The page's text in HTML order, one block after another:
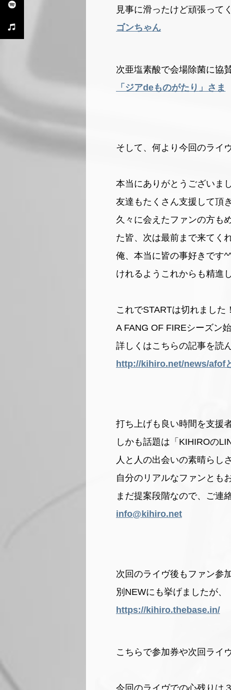
見事に滑ったけど頑張って
ゴンちゃん
次亜塩素酸で会場除菌に協
「ジアdeものがたり」さま
そして、何より今回のライ
本当にありがとうございま
友達もたくさん支援して頂
久々に会えたファンの方も
た皆、次は最前まで来てく
俺、本当に皆の事好きです
けれるようこれからも精進
これでSTARTは切れました
A FANG OF FIREシーズン始
詳しくはこちらの記事を読
http://kihiro.net/news/afof
打ち上げも良い時間を支援
しかも話題は「KIHIROの
人と人の出会いの素晴らし
自分のリアルなファンとも
まだ提案段階なので、ご連
info@kihiro.net
次回のライヴ後もファン参
別NEWにも挙げましたが、
https://kihiro.thebase.in/
こちらで参加券や次回ライ